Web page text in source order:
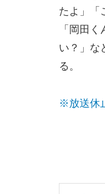
たよ」「
「岡田
い？」な
る。
※放送休